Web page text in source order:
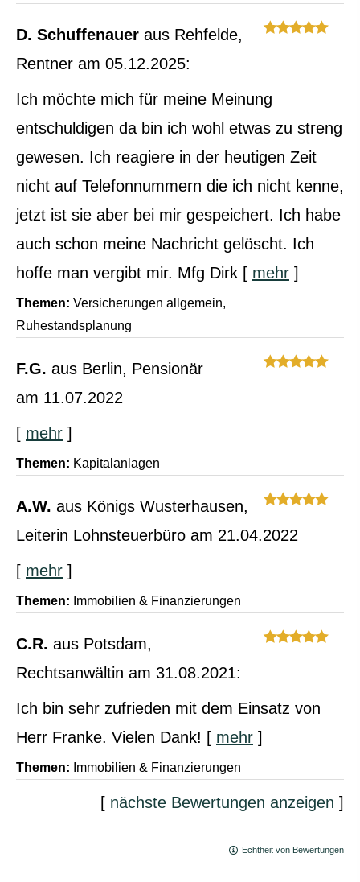
D. Schuffenauer aus Rehfelde,
Rentner am 05.12.2025:
Ich möchte mich für meine Meinung
entschuldigen da bin ich wohl etwas zu streng
gewesen. Ich reagiere in der heutigen Zeit
nicht auf Telefonnummern die ich nicht kenne,
jetzt ist sie aber bei mir gespeichert. Ich habe
auch schon meine Nachricht gelöscht. Ich
hoffe man vergibt mir. Mfg Dirk [ mehr ]
Themen: Versicherungen allgemein,
Ruhestandsplanung
F.G. aus Berlin, Pensionär
am 11.07.2022
[ mehr ]
Themen: Kapitalanlagen
A.W. aus Königs Wusterhausen,
Leiterin Lohnsteuerbüro am 21.04.2022
[ mehr ]
Themen: Immobilien & Finanzierungen
C.R. aus Potsdam,
Rechtsanwältin am 31.08.2021:
Ich bin sehr zufrieden mit dem Einsatz von
Herr Franke. Vielen Dank! [ mehr ]
Themen: Immobilien & Finanzierungen
[ nächste Bewertungen anzeigen ]
Echtheit von Bewertungen